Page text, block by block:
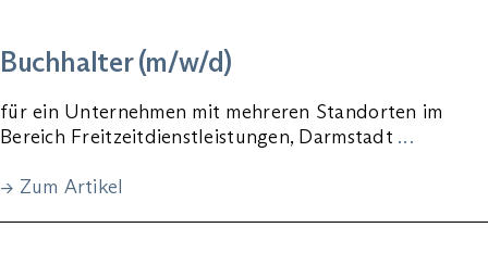
Buchhalter (m/w/d)
für ein Unternehmen mit mehreren Standorten im
Bereich Freitzeitdienstleistungen, Darmstadt …
→ Zum Artikel